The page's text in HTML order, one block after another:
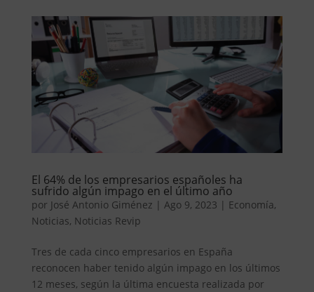
El 64% de los empresarios españoles ha
sufrido algún impago en el último año
por José Antonio Giménez | Ago 9, 2023 | Economía,
Noticias, Noticias Revip
Tres de cada cinco empresarios en España
reconocen haber tenido algún impago en los últimos
12 meses, según la última encuesta realizada por